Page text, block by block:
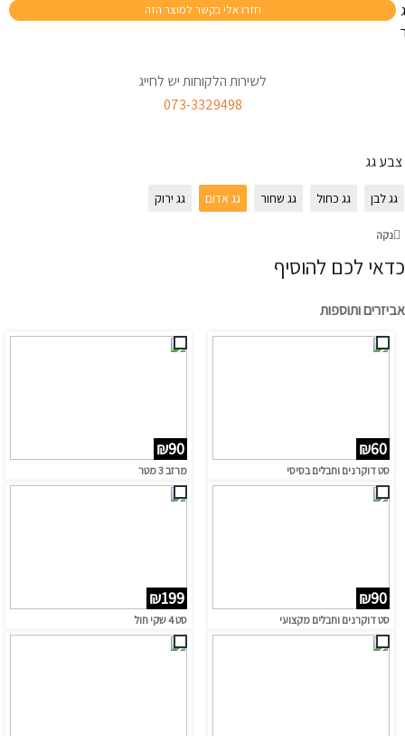
לשירות הלקוחות יש לחייג
073-3329498
צבע גג
גג לבן גג כחול גג שחור גג אדום גג ירוק
נקה
כדאי לכם להוסיף
אביזרים ותוספות
₪60
סט דוקרנים וחבלים בסיסי
₪90
מרזב 3 מטר
₪90
סט דוקרנים וחבלים מקצועי
₪199
סט 4 שקי חול